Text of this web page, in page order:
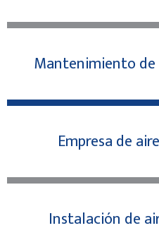
Mantenimiento
Empresa de
Instalación de